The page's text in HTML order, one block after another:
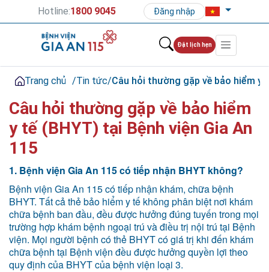
Hotline:1800 9045 Đăng nhập
Đặt lịch hẹn
Trang chủ /Tin tức/Câu hỏi thường gặp về bảo hiểm y
Câu hỏi thường gặp về bảo hiểm
y tế (BHYT) tại Bệnh viện Gia An
115
1. Bệnh viện Gia An 115 có tiếp nhận BHYT không?
Bệnh viện Gia An 115 có tiếp nhận khám, chữa bệnh
BHYT. Tất cả thẻ bảo hiểm y tế không phân biệt nơi khám
chữa bệnh ban đầu, đều được hưởng đúng tuyến trong mọi
trường hợp khám bệnh ngoại trú và điều trị nội trú tại Bệnh
viện. Mọi người bệnh có thẻ BHYT có giá trị khi đến khám
chữa bệnh tại Bệnh viện đều được hưởng quyền lợi theo
quy định của BHYT của bệnh viện loại 3.